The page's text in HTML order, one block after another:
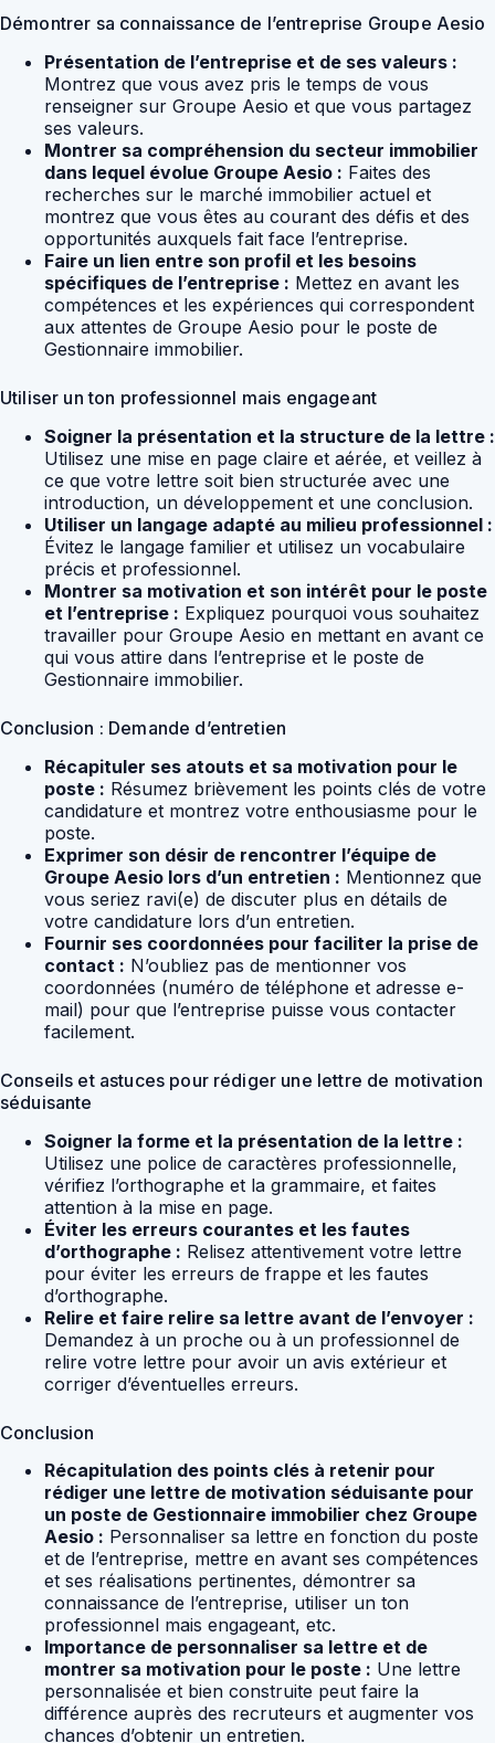
Démontrer sa connaissance de l’entreprise Groupe Aesio
Présentation de l’entreprise et de ses valeurs :
Montrez que vous avez pris le temps de vous
renseigner sur Groupe Aesio et que vous partagez
ses valeurs.
Montrer sa compréhension du secteur immobilier
dans lequel évolue Groupe Aesio : Faites des
recherches sur le marché immobilier actuel et
montrez que vous êtes au courant des défis et des
opportunités auxquels fait face l’entreprise.
Faire un lien entre son profil et les besoins
spécifiques de l’entreprise : Mettez en avant les
compétences et les expériences qui correspondent
aux attentes de Groupe Aesio pour le poste de
Gestionnaire immobilier.
Utiliser un ton professionnel mais engageant
Soigner la présentation et la structure de la lettre :
Utilisez une mise en page claire et aérée, et veillez à
ce que votre lettre soit bien structurée avec une
introduction, un développement et une conclusion.
Utiliser un langage adapté au milieu professionnel :
Évitez le langage familier et utilisez un vocabulaire
précis et professionnel.
Montrer sa motivation et son intérêt pour le poste
et l’entreprise : Expliquez pourquoi vous souhaitez
travailler pour Groupe Aesio en mettant en avant ce
qui vous attire dans l’entreprise et le poste de
Gestionnaire immobilier.
Conclusion : Demande d’entretien
Récapituler ses atouts et sa motivation pour le
poste : Résumez brièvement les points clés de votre
candidature et montrez votre enthousiasme pour le
poste.
Exprimer son désir de rencontrer l’équipe de
Groupe Aesio lors d’un entretien : Mentionnez que
vous seriez ravi(e) de discuter plus en détails de
votre candidature lors d’un entretien.
Fournir ses coordonnées pour faciliter la prise de
contact : N’oubliez pas de mentionner vos
coordonnées (numéro de téléphone et adresse e-
mail) pour que l’entreprise puisse vous contacter
facilement.
Conseils et astuces pour rédiger une lettre de motivation
séduisante
Soigner la forme et la présentation de la lettre :
Utilisez une police de caractères professionnelle,
vérifiez l’orthographe et la grammaire, et faites
attention à la mise en page.
Éviter les erreurs courantes et les fautes
d’orthographe : Relisez attentivement votre lettre
pour éviter les erreurs de frappe et les fautes
d’orthographe.
Relire et faire relire sa lettre avant de l’envoyer :
Demandez à un proche ou à un professionnel de
relire votre lettre pour avoir un avis extérieur et
corriger d’éventuelles erreurs.
Conclusion
Récapitulation des points clés à retenir pour
rédiger une lettre de motivation séduisante pour
un poste de Gestionnaire immobilier chez Groupe
Aesio : Personnaliser sa lettre en fonction du poste
et de l’entreprise, mettre en avant ses compétences
et ses réalisations pertinentes, démontrer sa
connaissance de l’entreprise, utiliser un ton
professionnel mais engageant, etc.
Importance de personnaliser sa lettre et de
montrer sa motivation pour le poste : Une lettre
personnalisée et bien construite peut faire la
différence auprès des recruteurs et augmenter vos
chances d’obtenir un entretien.